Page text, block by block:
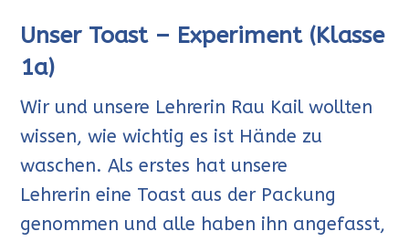
Unser Toast – Experiment (Klasse
1a)
Wir und unsere Lehrerin Rau Kail wollten
wissen, wie wichtig es ist Hände zu
waschen. Als erstes hat unsere
Lehrerin eine Toast aus der Packung
genommen und alle haben ihn angefasst,